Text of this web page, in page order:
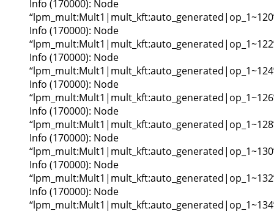
Info (170000): Node
Info (170000): Node
Info (170000): Node
Info (170000): Node
Info (170000): Node
Info (170000): Node
Info (170000): Node
Info (170000): Node